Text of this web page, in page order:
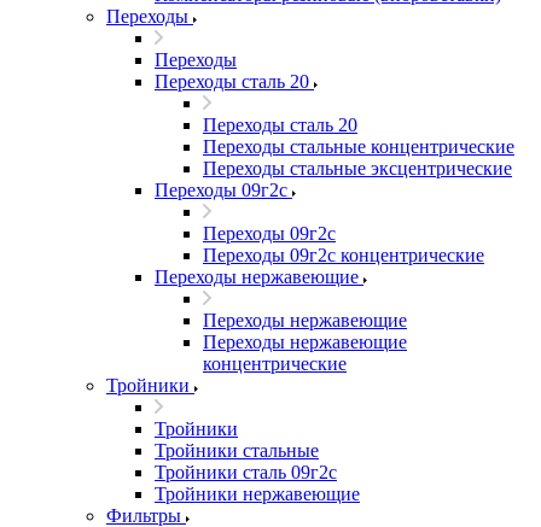
Переходы
Переходы
Переходы сталь 20
Переходы сталь 20
Переходы стальные концентрические
Переходы стальные эксцентрические
Переходы 09г2с
Переходы 09г2с
Переходы 09г2с концентрические
Переходы нержавеющие
Переходы нержавеющие
Переходы нержавеющие
концентрические
Тройники
Тройники
Тройники стальные
Тройники сталь 09г2с
Тройники нержавеющие
Фильтры